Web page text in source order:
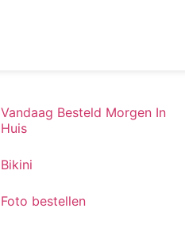
Vandaag Besteld Morgen In
Huis
Bikini
Foto bestellen